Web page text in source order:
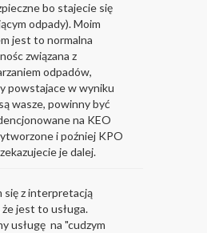
bo stajecie się
odpady). Moim
jest to normalna
związana z
odpadów,
powstajace w wyniku
wasze, powinny być
na KEO
i poźniej KPO
je dalej.
się z interpretacją
że jest to usługa.
usługę na "cudzym